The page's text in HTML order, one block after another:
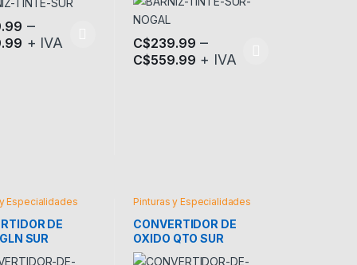
opciones se pueden elegir en la página de producto
–
+ IVA
tiene múltiples variantes. Las opciones se pueden elegir en
C$239.99 –
C$559.99 + IVA
Este producto tiene múltiples variantes.
Especialidades
DE
SUR
Pinturas y Especialidades
CONVERTIDOR DE
OXIDO QTO SUR